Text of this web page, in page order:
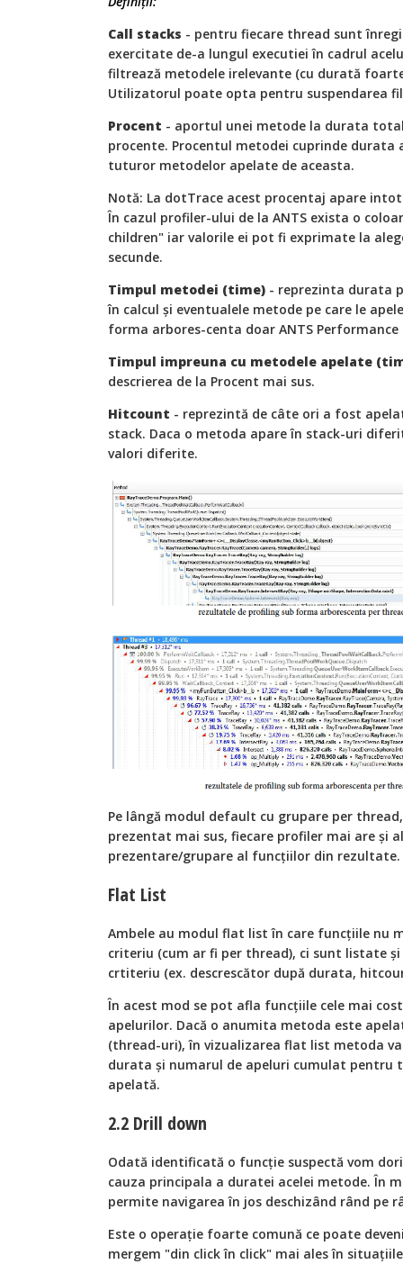
Call stacks - pentru fiecare thread sunt
exercitate de-a lungul executiei în cadrul
filtrează metodele irelevante (cu durată
Utilizatorul poate opta pentru suspendarea
Procent - aportul unei metode la durata
procente. Procentul metodei cuprinde durata
tuturor metodelor apelate de aceasta.
Notă: La dotTrace acest procentaj apare
În cazul profiler-ului de la ANTS exista o
children" iar valorile ei pot fi exprimate la
secunde.
Timpul metodei (time) - reprezinta durata
în calcul şi eventualele metode pe care le
forma arbores-centa doar ANTS
Timpul impreuna cu metodele apelate
descrierea de la Procent mai sus.
Hitcount - reprezintă de câte ori a fost
stack. Daca o metoda apare în stack-uri
valori diferite.
Pe lângă modul default cu grupare per
prezentat mai sus, fiecare profiler mai are şi
prezentare/grupare al funcţiilor din rezultate.
Flat List
Ambele au modul flat list în care funcţiile nu
criteriu (cum ar fi per thread), ci sunt listate
crtiteriu (ex. descrescător după durata,
În acest mod se pot afla funcţiile cele mai
apelurilor. Dacă o anumita metoda este
(thread-uri), în vizualizarea flat list metoda
durata şi numarul de apeluri cumulat pentru
apelată.
2.2 Drill down
Odată identificată o funcţie suspectă vom
cauza principala a duratei acelei metode. În
permite navigarea în jos deschizând rând pe
Este o operaţie foarte comună ce poate
mergem "din click în click" mai ales în